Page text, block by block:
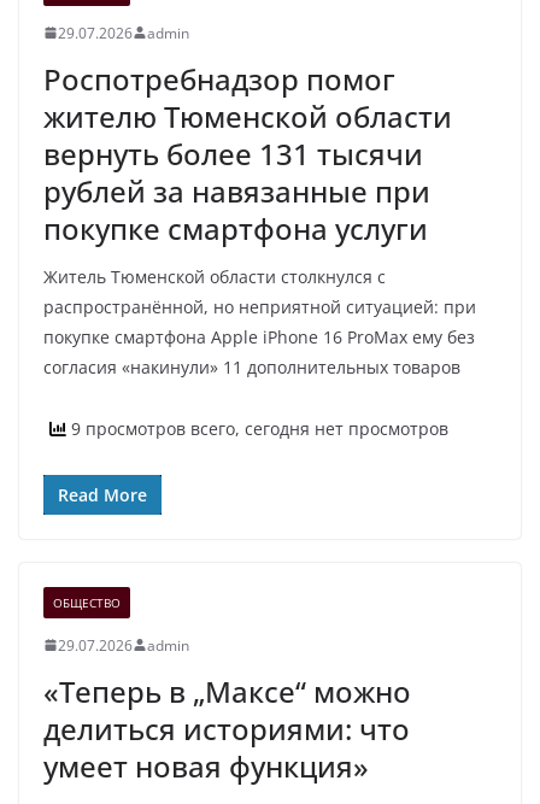
29.07.2026 admin
Роспотребнадзор помог
жителю Тюменской области
вернуть более 131 тысячи
рублей за навязанные при
покупке смартфона услуги
Житель Тюменской области столкнулся с
распространённой, но неприятной ситуацией: при
покупке смартфона Apple iPhone 16 ProMax ему без
согласия «накинули» 11 дополнительных товаров
9 просмотров всего, сегодня нет просмотров
Read More
ОБЩЕСТВО
29.07.2026 admin
«Теперь в „Максе“ можно
делиться историями: что
умеет новая функция»